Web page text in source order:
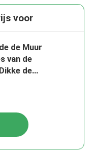
voor
de Muur
van de
de